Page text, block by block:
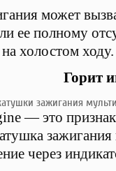
может
ее полному
холостом ходу.
Горит
— это
через